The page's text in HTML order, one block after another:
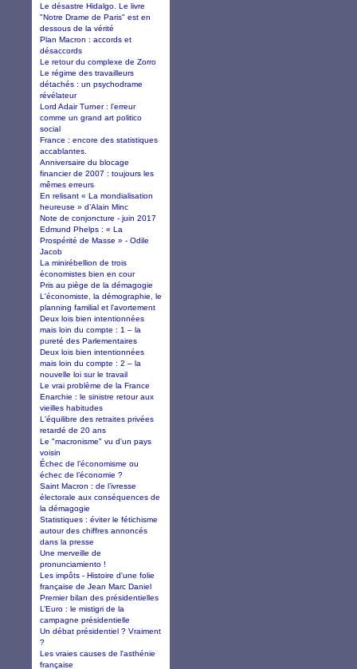
Le désastre Hidalgo. Le livre
"Notre Drame de Paris" est en
dessous de la vérité
Plan Macron : accords et
désaccords
Le retour du complexe de Zorro
Le régime des travailleurs
détachés : un psychodrame
révélateur
Lord Adair Turner : l’erreur
comme un grand art politico
social
France : encore des statistiques
accablantes.
Anniversaire du blocage
financier de 2007 : toujours les
mêmes erreurs
En relisant « La mondialisation
heureuse » d’Alain Minc
Note de conjoncture - juin 2017
Edmund Phelps : « La
Prospérité de Masse » - Odile
Jacob
La minirébellion de trois
économistes bien en cour
Pris au piège de la démagogie
L'économiste, la démographie, le
planning familial et l'avortement
Deux lois bien intentionnées
mais loin du compte : 1 – la
pureté des Parlementaires
Deux lois bien intentionnées
mais loin du compte : 2 – la
nouvelle loi sur le travail
Le vrai problème de la France
Enarchie : le sinistre retour aux
vieilles habitudes
L'équilibre des retraites privées
retardé de 20 ans
Le "macronisme" vu d'un pays
voisin
Échec de l’économisme ou
échec de l’économie ?
Saint Macron : de l’ivresse
électorale aux conséquences de
la démagogie
Statistiques : éviter le fétichisme
autour des chiffres annoncés
dans la presse
Une merveille de
pronunciamiento !
Les impôts - Histoire d'une folie
française de Jean Marc Daniel
Premier bilan des présidentielles
L’Euro : le mistigri de la
campagne présidentielle
Un débat présidentiel ? Vraiment
?
Les vraies causes de l'asthénie
française